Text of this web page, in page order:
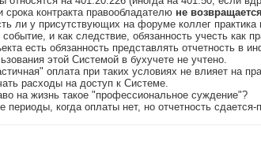
контракта правообладателю не возвращается
ли у присутствующих на форуме коллег практика
и как следствие, обязанность учесть как
есть обязанность представлять отчетность в
этой Системой в бухучете не учтено.
оплата при таких условиях не влияет на
расходы на доступ к Системе.
на жизнь такое "профессиональное суждение"?
периоды, когда оплаты нет, но отчетность сдается-